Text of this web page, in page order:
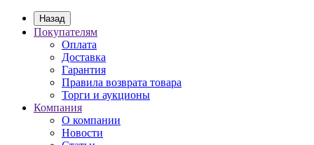
Назад
Покупателям
Оплата
Доставка
Гарантия
Правила возврата товара
Торги и аукционы
Компания
О компании
Новости